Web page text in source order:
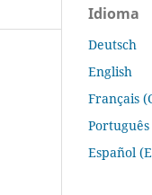
Idioma
Deutsch
English
Français
Español